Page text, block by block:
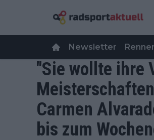
Newsletter
"Sie wollte ihre
Carmen
bis zum